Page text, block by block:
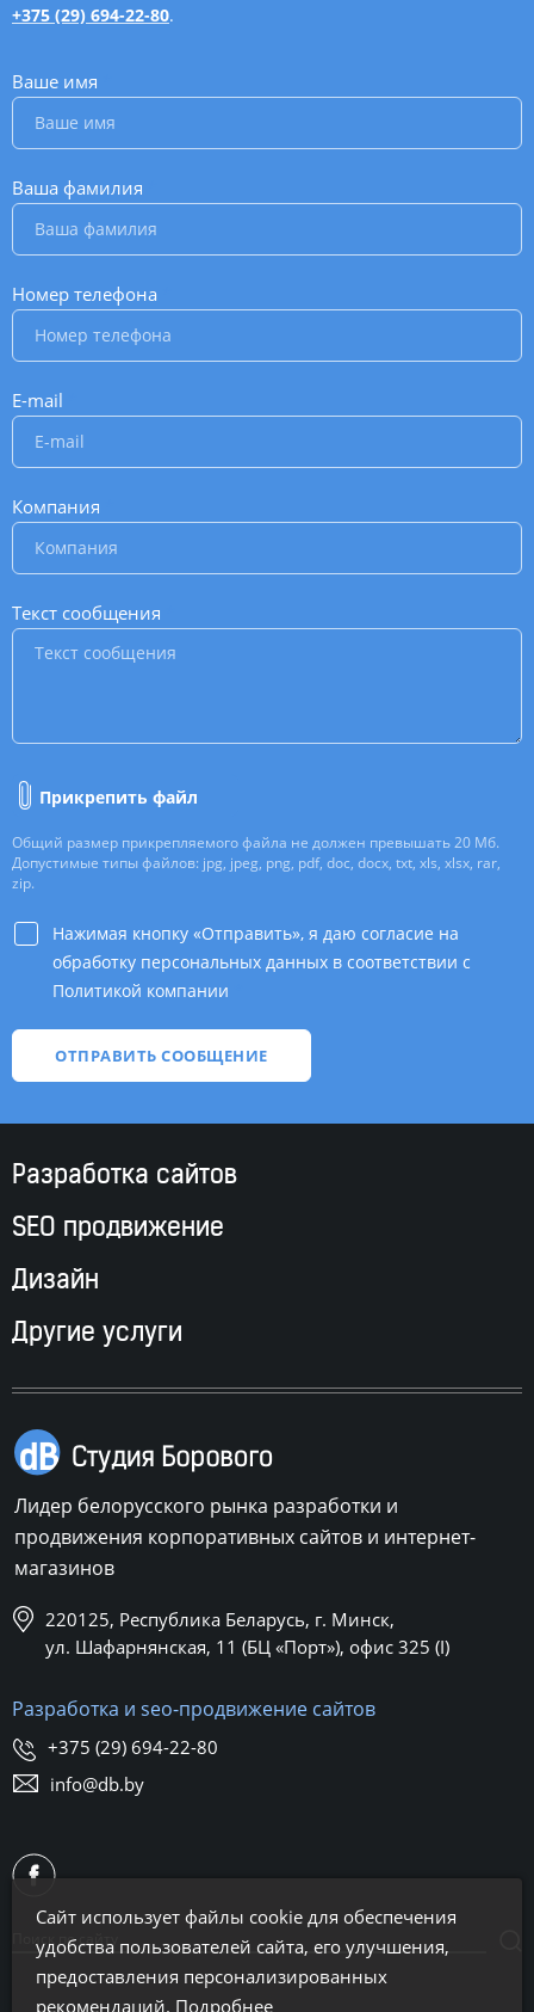
+375 (29) 694-22-80.
Ваше имя
Ваша фамилия
Номер телефона
E-mail
Компания
Текст сообщения
Прикрепить файл
Общий размер прикрепляемого файла не должен превышать 20 Мб.
Допустимые типы файлов: jpg, jpeg, png, pdf, doc, docx, txt, xls, xlsx, rar,
zip.
Нажимая кнопку «Отправить», я даю согласие на
обработку персональных данных в соответствии с
Политикой компании
Разработка сайтов
SEO продвижение
Дизайн
Другие услуги
Лидер белорусского рынка разработки и
продвижения корпоративных сайтов и интернет-
магазинов
220125, Республика Беларусь, г. Минск,
ул. Шафарнянская, 11 (БЦ «Порт»), офис 325 (I)
Разработка и seo-продвижение сайтов
+375 (29) 694-22-80
info@db.by
Сайт использует файлы cookie для обеспечения
удобства пользователей сайта, его улучшения,
предоставления персонализированных
рекомендаций. Подробнее